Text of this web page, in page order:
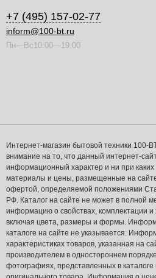
+7 (495) 157-02-77
inform@100-bt.ru
Пн—Вс10:00—19:00
Интернет-магазин бытовой техники
внимание на то, что данный интернет-
информационный характер и ни при
материалы и цены, размещенные на
офертой, определяемой положениями
РФ. Каталог на сайте не может в полной
информацию о свойствах, комплектации и
включая цвета, размеры и формы.
каталоге на сайте не указывается.
характеристиках товаров, указанная на
производителем в одностороннем
фотографиях, представленных в каталоге